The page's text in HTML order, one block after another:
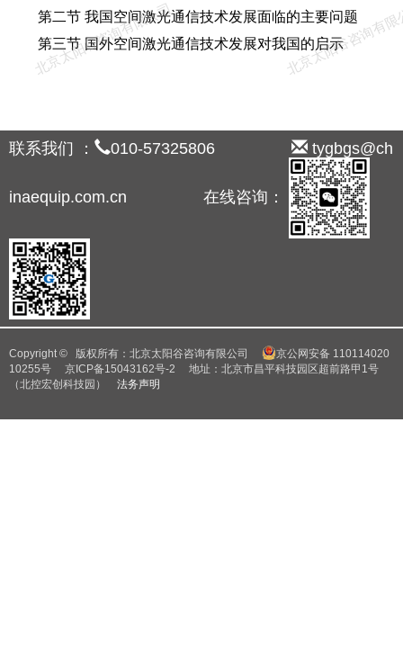
第二节 我国空间激光通信技术发展面临的主要问题
第三节 国外空间激光通信技术发展对我国的启示
北京太阳谷咨询有限公司
北京太阳谷咨询有
联系我们 ： 010-57325806 tygbgs@ch
inaequip.com.cn 在线咨询：
Copyright © 版权所有：北京太阳谷咨询有限公司
京公网安备 110114020
10255号
京ICP备15043162号-2 地址：北京市昌平科技园区超前路甲1号
（北控宏创科技园） 法务声明